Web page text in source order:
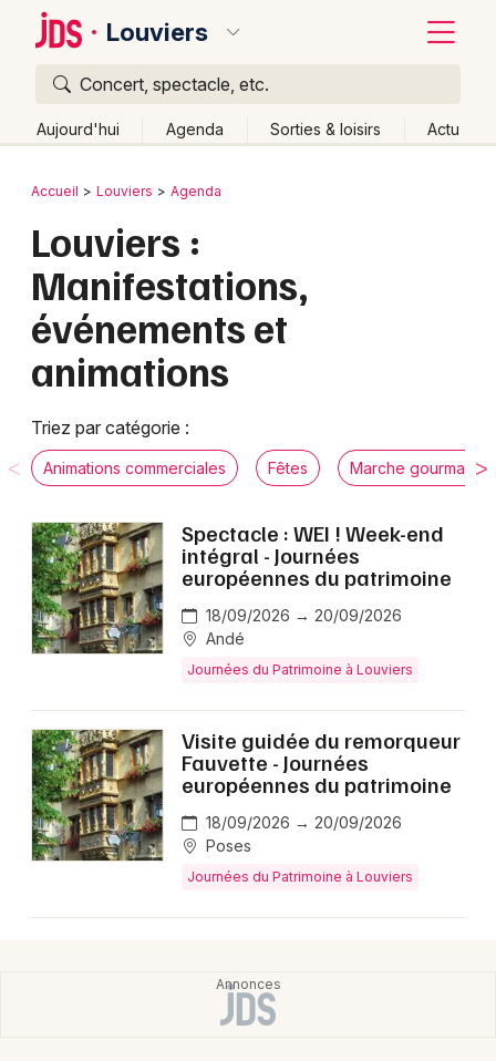
Louviers
Concert, spectacle, etc.
Aujourd'hui Agenda Sorties & loisirs Actu
Publier un événement
Grands événements
Activité & Expérience
Manifestations
Foires & salons
Spectacles
Concerts
Sports
Sorties famille
Expos
Sorties & loisirs
Manifestations dans l' Eure
Manifestations en Normandie
Bordeaux
Colmar
Lille
Lyon
Mulhouse
Nantes
Nice
Paris
Toulouse
Toutes les villes
Retour
Accueil Louviers Agenda
Louviers :
Manifestations,
événements et
animations
Triez par catégorie :
Animations commerciales Fêtes Marche gourmande
Spectacle : WEI ! Week-end
intégral - Journées
européennes du patrimoine
18/09/2026 → 20/09/2026
Andé
Journées du Patrimoine à Louviers
Visite guidée du remorqueur
Fauvette - Journées
européennes du patrimoine
18/09/2026 → 20/09/2026
Poses
Journées du Patrimoine à Louviers
Quoi ?
Où ?
Partout
Près de moi
Quand ?
Aujourd'hui
Demain Ce week-end